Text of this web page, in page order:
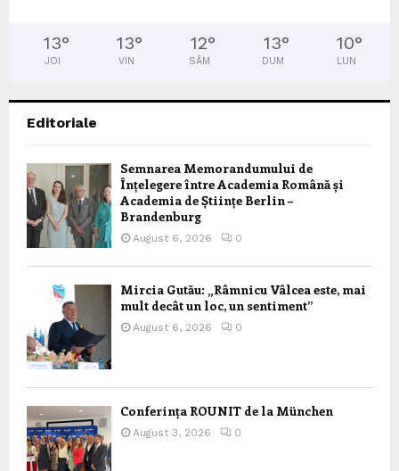
13°
JOI
13°
VIN
12°
SÂM
13°
DUM
10°
LUN
Editoriale
Semnarea Memorandumului de
Înțelegere între Academia Română și
Academia de Științe Berlin –
Brandenburg
August 6, 2026 0
Mircia Gutău: „Râmnicu Vâlcea este, mai
mult decât un loc, un sentiment”
August 6, 2026 0
Conferința ROUNIT de la München
August 3, 2026 0